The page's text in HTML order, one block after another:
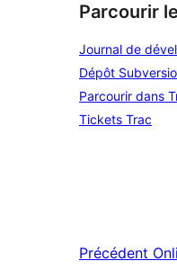
Parcourir
Journal de
Dépôt
Parcourir dans
Tickets Trac
Précédent